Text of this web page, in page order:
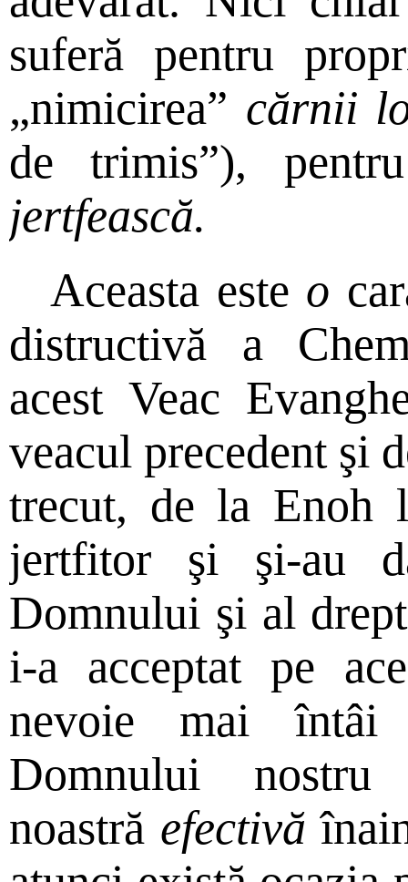
suferă pentru
„nimicirea” cărnii
de trimis”),
jertfească.
Aceasta este o
distructivă a
acest Veac
veacul precedent şi
trecut, de la Enoh
jertfitor şi şi-au
Domnului şi al
i-a acceptat pe
nevoie mai
Domnului nostru
noastră efectivă